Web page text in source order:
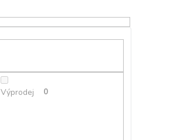
Výprodej 0